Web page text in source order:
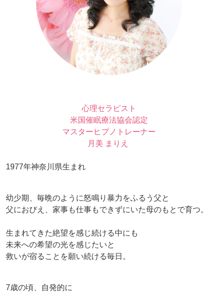
心理セラピスト
米国催眠療法協会認定
マスターヒプノトレーナー
月美 まりえ
1977年神奈川県生まれ
幼少期、毎晩のように怒鳴り暴力をふるう父と
父におびえ、家事も仕事もできずにいた母のもとで育つ。
生まれてきた絶望を感じ続ける中にも
未来への希望の光を感じたいと
救いが宿ることを願い続ける毎日。
7歳の頃、自発的に